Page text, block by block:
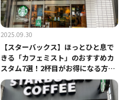
2025.09.30
【スターバックス】ほっとひと息で
きる「カフェミスト」のおすすめカ
スタム7選！2杯目がお得になる方法
は？